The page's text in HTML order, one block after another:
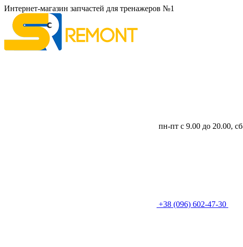
Интернет-магазин запчастей для тренажеров №1
пн-пт с 9.00 до 20.00,
+38 (096) 602-47-30